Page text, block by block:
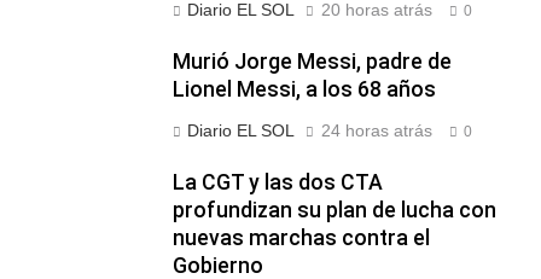
Diario EL SOL 20 horas atrás 0
Murió Jorge Messi, padre de
Lionel Messi, a los 68 años
Diario EL SOL 24 horas atrás 0
La CGT y las dos CTA
profundizan su plan de lucha con
nuevas marchas contra el
Gobierno